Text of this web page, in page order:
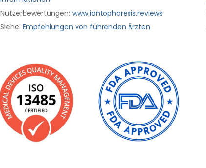
Nutzerbewertungen: www.iontophoresis.reviews
Siehe: Empfehlungen von führenden Ärzten